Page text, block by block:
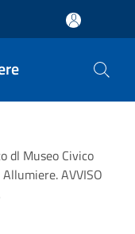
dl Museo Civico
Allumiere. AVVISO